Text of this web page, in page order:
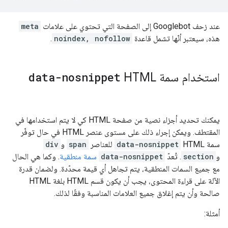
عند زحف Googlebot إلى الصفحة التي تحتوي على علامات
meta
هذه، سيعتبر أنّها تشمل قاعدة noindex, nofollow
.
استخدام سمة HTML data-nosnippet
يمكنك تحديد أجزاء نصية من صفحة HTML كي لا يتم استخدامها في
المقتطف. ويمكن إجراء ذلك على مستوى عنصر HTML في حال توفّر
سمة HTML
data-nosnippet للعناصر span و div
و section . تُعدّ data-nosnippet سمة منطقية. وكما هي الحال
مع جميع السمات المنطقية، يتم تجاهل أي قيمة محدّدة. ولضمان قدرة
الآلة على قراءة المحتوى، يجب أن يكون قسم HTML بلغة HTML
صالحة وأن يتم إغلاق جميع العلامات المناسبة وفقًا لذلك.
أمثلة: